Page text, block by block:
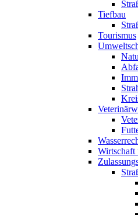
Tiefbau
Tourismus
Wirtschaft